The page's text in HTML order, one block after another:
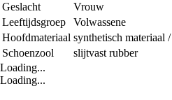
Geslacht
Vrouw
Leeftijdsgroep
Volwassene
Hoofdmateriaal synthetisch materiaal
Schoenzool
slijtvast rubber
Loading...
Loading...